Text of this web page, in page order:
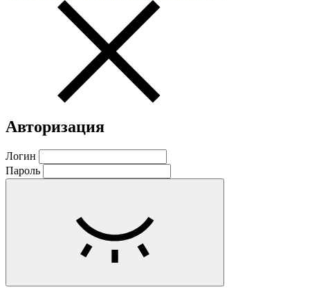
Авторизация
Логин
Пароль